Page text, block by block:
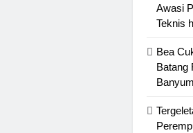
Awasi
Teknis
Bea
Batang